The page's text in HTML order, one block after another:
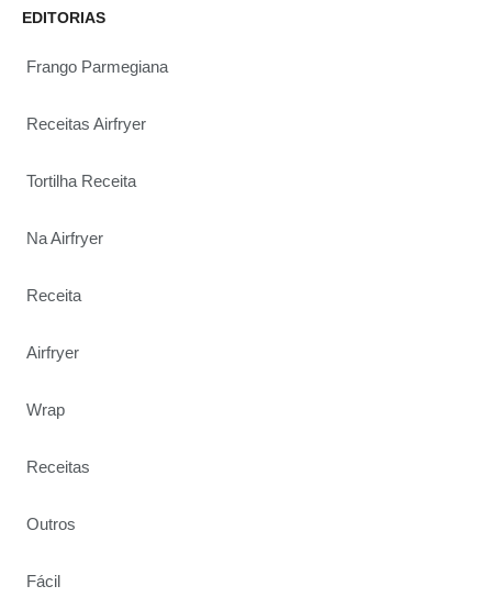
EDITORIAS
Frango Parmegiana
Receitas Airfryer
Tortilha Receita
Na Airfryer
Receita
Airfryer
Wrap
Receitas
Outros
Fácil